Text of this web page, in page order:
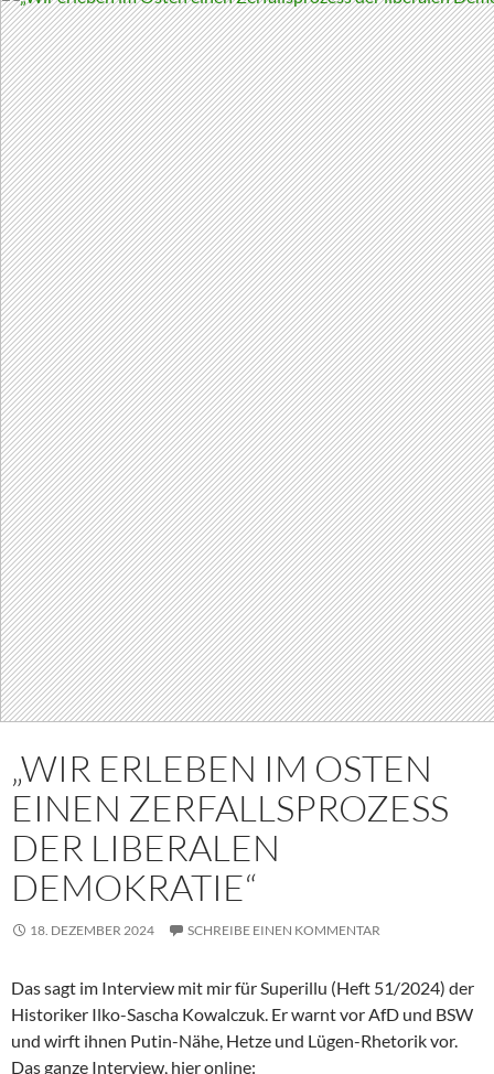
„WIR ERLEBEN IM OSTEN
EINEN ZERFALLSPROZESS
DER LIBERALEN
DEMOKRATIE“
18. DEZEMBER 2024 SCHREIBE EINEN KOMMENTAR
Das sagt im Interview mit mir für Superillu (Heft 51/2024) der
Historiker Ilko-Sascha Kowalczuk. Er warnt vor AfD und BSW
und wirft ihnen Putin-Nähe, Hetze und Lügen-Rhetorik vor.
Das ganze Interview, hier online: